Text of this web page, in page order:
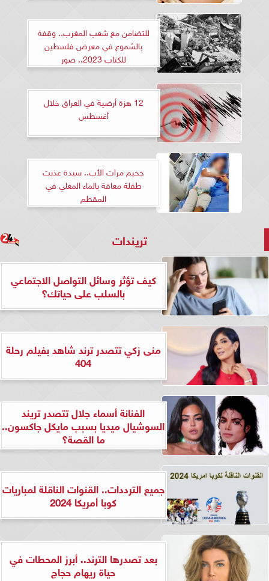
للتضامن مع شعب المغرب.. وقفة
بالشموع في معرض فلسطين
للكتاب 2023.. صور
12 هزة أرضية في العراق خلال
أغسطس
جحيم مرات الأب.. سيدة عذبت
طفلة معاقة بالماء المغلي في
المقطم
تريندات
كيف تؤثر وسائل التواصل الاجتماعي
بالسلب على حياتك؟
منى زكي تتصدر ترند شاهد بفيلم رحلة
404
الفنانة أسماء جلال تتصدر تريند
السوشيال ميديا بسبب مايكل جاكسون..
ما القصة؟
جميع الترددات.. القنوات الناقلة لمباريات
كوبا أمريكا 2024
بعد تصدرها الترند.. أبرز المحطات في
حياة ريهام حجاج